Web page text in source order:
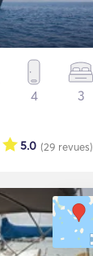
4 3
(29 revues)
5.0